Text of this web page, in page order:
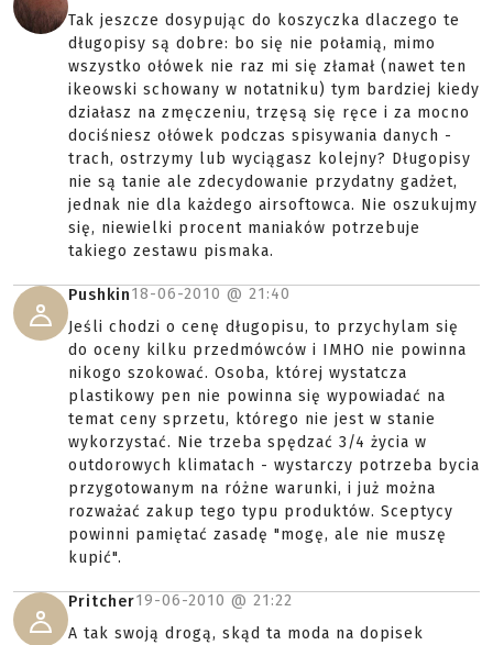
Tak jeszcze dosypując do koszyczka dlaczego te
długopisy są dobre: bo się nie połamią, mimo
wszystko ołówek nie raz mi się złamał (nawet ten
ikeowski schowany w notatniku) tym bardziej kiedy
działasz na zmęczeniu, trzęsą się ręce i za mocno
dociśniesz ołówek podczas spisywania danych -
trach, ostrzymy lub wyciągasz kolejny? Długopisy
nie są tanie ale zdecydowanie przydatny gadżet,
jednak nie dla każdego airsoftowca. Nie oszukujmy
się, niewielki procent maniaków potrzebuje
takiego zestawu pismaka.
Pushkin18-06-2010 @ 21:40
Jeśli chodzi o cenę długopisu, to przychylam się
do oceny kilku przedmówców i IMHO nie powinna
nikogo szokować. Osoba, której wystatcza
plastikowy pen nie powinna się wypowiadać na
temat ceny sprzetu, którego nie jest w stanie
wykorzystać. Nie trzeba spędzać 3/4 życia w
outdorowych klimatach - wystarczy potrzeba bycia
przygotowanym na różne warunki, i już można
rozważać zakup tego typu produktów. Sceptycy
powinni pamiętać zasadę "mogę, ale nie muszę
kupić".
Pritcher19-06-2010 @ 21:22
A tak swoją drogą, skąd ta moda na dopisek